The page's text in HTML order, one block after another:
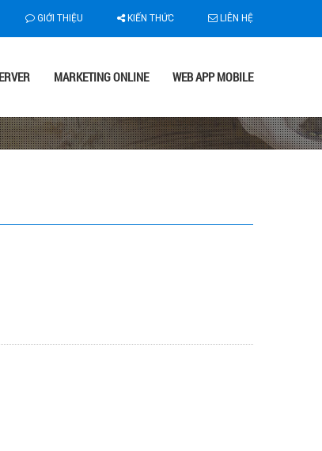
GIỚI THIỆU KIẾN THỨC LIÊN HỆ
MARKETING ONLINE WEB APP MOBILE